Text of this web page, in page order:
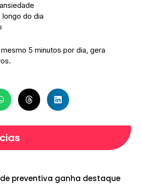
longo do dia
5 minutos por dia, gera
preventiva ganha destaque